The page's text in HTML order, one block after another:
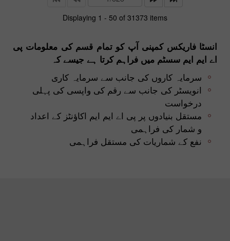
Displaying 1 - 50 of 31373 items
انسٹا فاریکس کمپنی آپ کو تمام قسم کی معلومات پی
اے ایم ایم سسٹم میں فراہم کرتا ہے جیسے کہ
سرمایہ کاروں کی جانب سے سرمایہ کاری
انویسٹر کی جانب سے رقم کی واپسی کی پہلی
درخواست
مستقل بنیادوں پر پی اے ایم ایم اکاؤنٹز کے اعداد
و شمار کی فراہمی
نفع کے شماریات کی مستقل فراہمی